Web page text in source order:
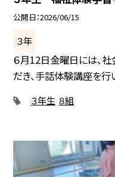
公開日 2026/06/15
３年
６月12日金曜日には、
だき、手話体験講座を行
３年生 ８組